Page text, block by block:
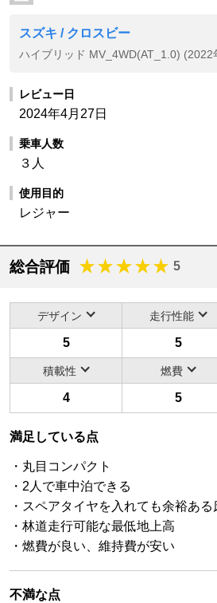
スズキ / クロスビー
ハイブリッド MV_4WD(AT_1.0) (2022
レビュー日
2024年4月27日
乗車人数
３人
使用目的
レジャー
総合評価 5
デザイン 走行性能
5 5
積載性 燃費
4 5
満足している点
・丸目コンパクト
・2人で車中泊できる
・スペアタイヤを入れても余裕ある
・林道走行可能な最低地上高
・燃費が良い、維持費が安い
不満な点